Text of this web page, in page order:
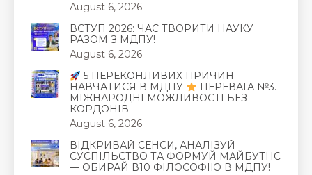
August 6, 2026
ВСТУП 2026: ЧАС ТВОРИТИ НАУКУ
РАЗОМ З МДПУ!
August 6, 2026
5 ПЕРЕКОНЛИВИХ ПРИЧИН
НАВЧАТИСЯ В МДПУ
ПЕРЕВАГА №3.
МІЖНАРОДНІ МОЖЛИВОСТІ БЕЗ
КОРДОНІВ
August 6, 2026
ВІДКРИВАЙ СЕНСИ, АНАЛІЗУЙ
СУСПІЛЬСТВО ТА ФОРМУЙ МАЙБУТНЄ
— ОБИРАЙ В10 ФІЛОСОФІЮ В МДПУ!